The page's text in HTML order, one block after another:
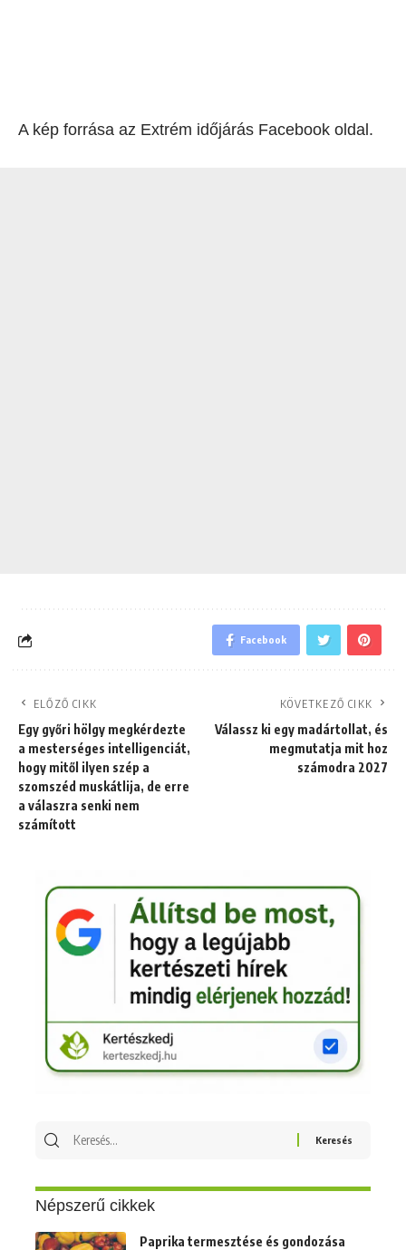
A kép forrása az Extrém időjárás Facebook oldal.
Facebook
ELŐZŐ CIKK
Egy győri hölgy megkérdezte
a mesterséges intelligenciát,
hogy mitől ilyen szép a
szomszéd muskátlija, de erre
a válaszra senki nem
számított
KÖVETKEZŐ CIKK
Válassz ki egy madártollat, és
megmutatja mit hoz
számodra 2027
Keresés
Népszerű cikkek
Paprika termesztése és gondozása